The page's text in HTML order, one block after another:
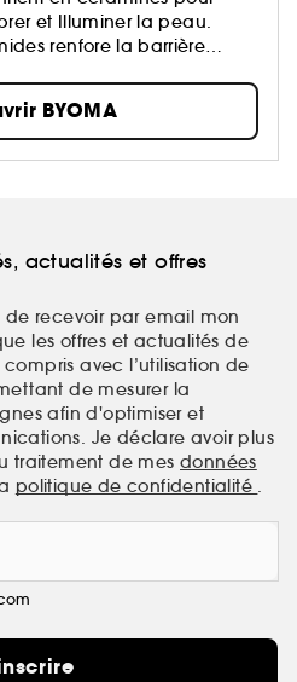
et Illuminer la peau.
renfore la barrière
BYOMA
actualités et offres
de recevoir par email mon
les offres et actualités de
avec l’utilisation de
de mesurer la
afin d'optimiser et
Je déclare avoir plus
traitement de mes données
politique de confidentialité .